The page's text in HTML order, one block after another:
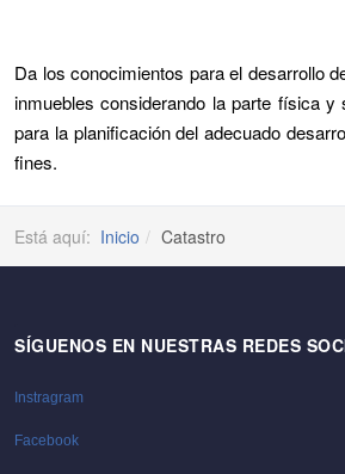
Da los conocimientos para el desarrollo
inmuebles considerando la parte física y
para la planificación del adecuado
fines.
Está aquí: Inicio Catastro
SÍGUENOS EN NUESTRAS REDES
Instragram
Facebook